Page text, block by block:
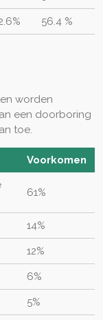
56.4 %
worden
een doorboring
toe.
Voorkomen
61%
14%
12%
6%
5%